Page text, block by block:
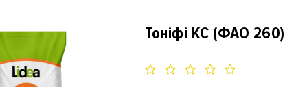
Тоніфі КС (ФАО 260)